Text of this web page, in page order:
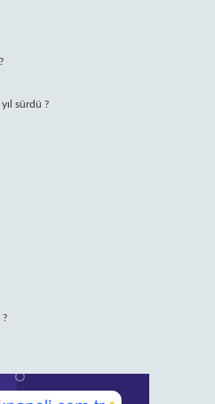
sürdü ?
?